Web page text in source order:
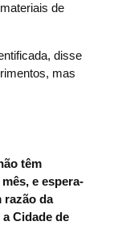
de
disse
mas
têm
e espera-
razão da
Cidade de